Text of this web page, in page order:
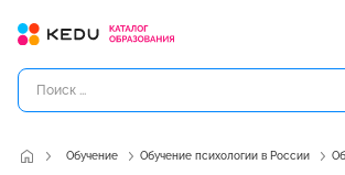
Обучение Обучение психологии в России